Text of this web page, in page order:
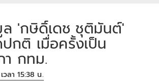
ล 'กษิดิ์เดช ชุติมันต์'
กติ เมื่อครั้งเป็น
า กทม.
ลา 15:38 น.